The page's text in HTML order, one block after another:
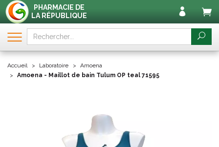
PHARMACIE DE
LA RÉPUBLIQUE
Accueil Laboratoire
Amoena
Amoena - Maillot de bain Tulum OP teal 71595